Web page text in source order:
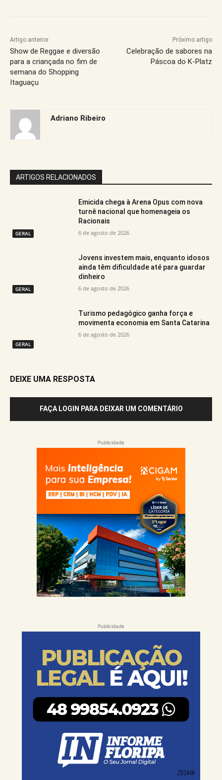
Artigo anterior
Show de Reggae e diversão
para a criançada no fim de
semana do Shopping
Itaguaçu
Próximo artigo
Celebração de sabores na
Páscoa do K-Platz
Adriano Ribeiro
ARTIGOS RELACIONADOS
GERAL
Emicida chega à Arena Opus com nova
turnê nacional que homenageia os
Racionais
6 de agosto de 2026
GERAL
Jovens investem mais, enquanto idosos
ainda têm dificuldade até para guardar
dinheiro
6 de agosto de 2026
GERAL
Turismo pedagógico ganha força e
movimenta economia em Santa Catarina
6 de agosto de 2026
DEIXE UMA RESPOSTA
FAÇA LOGIN PARA DEIXAR UM COMENTÁRIO
Publicidade
Publicidade